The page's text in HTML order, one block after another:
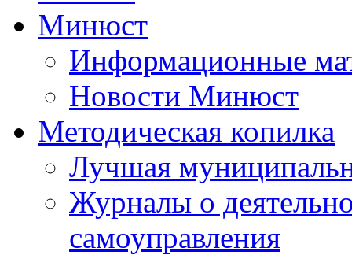
Минюст
Информационные
Новости Минюст
Методическая копилка
Лучшая
Журналы о
самоуправления